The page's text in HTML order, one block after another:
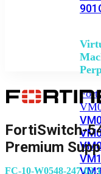
FortiSwitch-
Premium
FC-10-W0548-247-02-